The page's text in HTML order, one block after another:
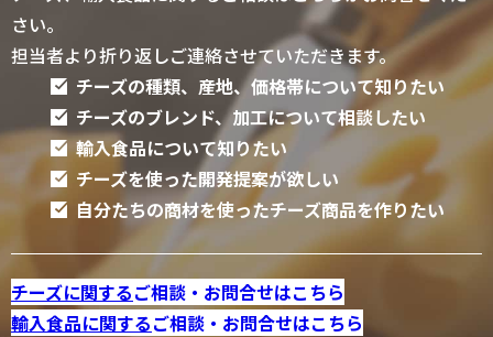
さい。
担当者より折り返しご連絡させていただきます。
チーズの種類、産地、価格帯について知りたい
チーズのブレンド、加工について相談したい
輸入食品について知りたい
チーズを使った開発提案が欲しい
自分たちの商材を使ったチーズ商品を作りたい
チーズに関するご相談・お問合せはこちら
輸入食品に関するご相談・お問合せはこちら